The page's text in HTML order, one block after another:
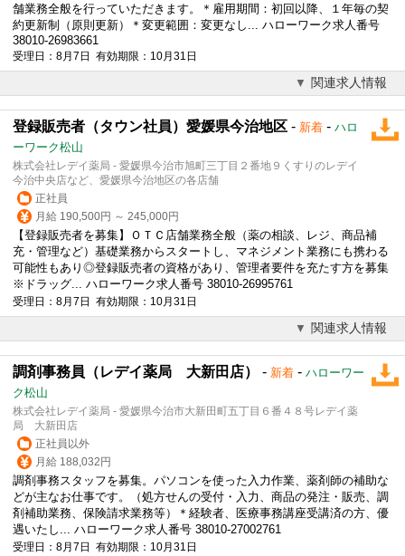
舗業務全般を行っていただきます。＊雇用期間：初回以降、１年毎の契
約更新制（原則更新）＊変更範囲：変更なし... ハローワーク求人番号
38010-26983661
受理日：8月7日 有効期限：10月31日
関連求人情報
登録販売者（タウン社員）愛媛県今治地区 - 新着 - ハロ
ーワーク松山
株式会社レデイ薬局 - 愛媛県今治市旭町三丁目２番地９くすりのレデイ
今治中央店など、愛媛県今治地区の各店舗
正社員
月給 190,500円 ～ 245,000円
【登録販売者を募集】ＯＴＣ店舗業務全般（薬の相談、レジ、商品補
充・管理など）基礎業務からスタートし、マネジメント業務にも携わる
可能性もあり◎登録販売者の資格があり、管理者要件を充たす方を募集
※ドラッグ... ハローワーク求人番号 38010-26995761
受理日：8月7日 有効期限：10月31日
関連求人情報
調剤事務員（レデイ薬局 大新田店） - 新着 - ハローワー
ク松山
株式会社レデイ薬局 - 愛媛県今治市大新田町五丁目６番４８号レデイ薬
局 大新田店
正社員以外
月給 188,032円
調剤事務スタッフを募集。パソコンを使った入力作業、薬剤師の補助な
どが主なお仕事です。（処方せんの受付・入力、商品の発注・販売、調
剤補助業務、保険請求業務等）＊経験者、医療事務講座受講済の方、優
遇いたし... ハローワーク求人番号 38010-27002761
受理日：8月7日 有効期限：10月31日